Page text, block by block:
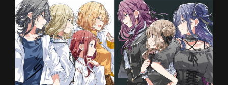
女
的
爱
好
一
回
目